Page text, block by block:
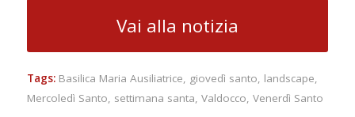
Vai alla notizia
Tags: Basilica Maria Ausiliatrice, giovedì santo, landscape,
Mercoledì Santo, settimana santa, Valdocco, Venerdì Santo